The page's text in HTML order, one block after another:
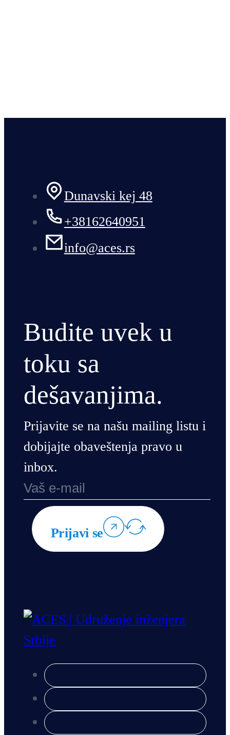
Dunavski kej 48
+38162640951
info@aces.rs
Budite uvek u
toku sa
dešavanjima.
Prijavite se na našu mailing listu i
dobijajte obaveštenja pravo u
inbox.
Prijavi se